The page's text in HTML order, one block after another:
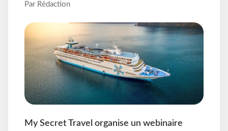
Par Rédaction
My Secret Travel organise un webinaire